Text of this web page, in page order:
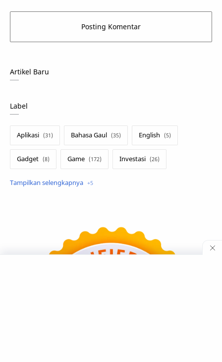
Artikel Baru
Label
Aplikasi Bahasa Gaul English
Gadget Game Investasi
Lirik Terjemahan